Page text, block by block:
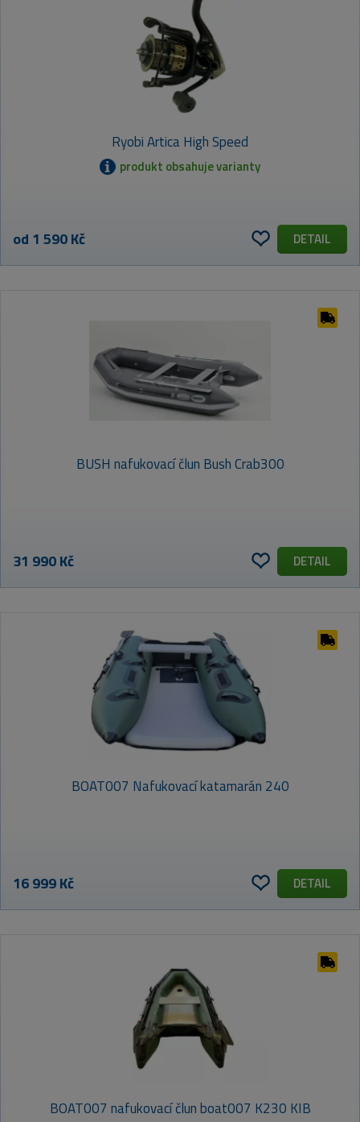
Ryobi Artica High Speed
produkt obsahuje varianty
od 1 590 Kč DETAIL
BUSH nafukovací člun Bush Crab300
31 990 Kč DETAIL
BOAT007 Nafukovací katamarán 240
16 999 Kč DETAIL
BOAT007 nafukovací člun boat007 K230 KIB